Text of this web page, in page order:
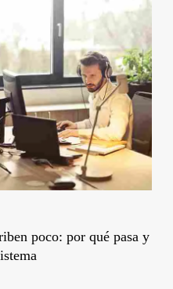
poco: por qué pasa y